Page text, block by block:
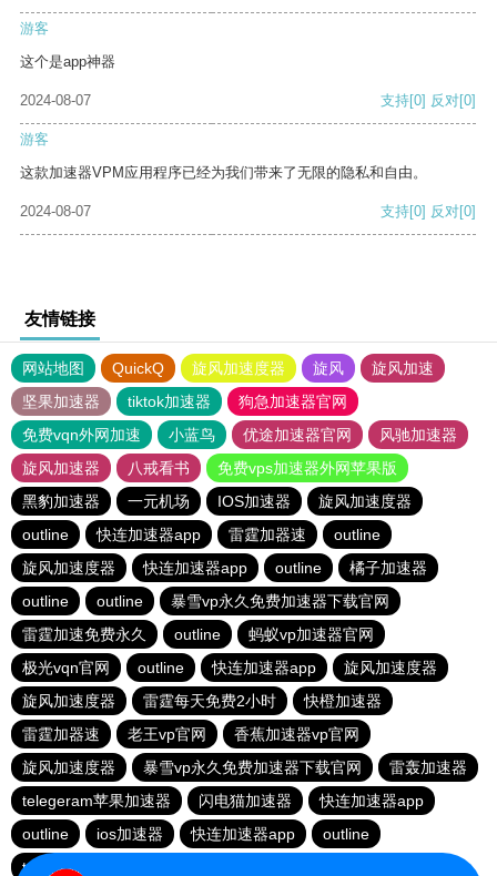
游客
这个是app神器
2024-08-07 支持[0] 反对[0]
游客
这款加速器VPM应用程序已经为我们带来了无限的隐私和自由。
2024-08-07 支持[0] 反对[0]
友情链接
网站地图 QuickQ 旋风加速度器 旋风
旋风加速
坚果加速器
tiktok加速器
狗急加速器官网
免费vqn外网加速
小蓝鸟 优途加速器官网
风驰加速器
旋风加速器
八戒看书
免费vps加速器外网苹果版
黑豹加速器
一元机场 IOS加速器
旋风加速度器
outline
快连加速器app 雷霆加器速
outline
旋风加速度器
快连加速器app outline
橘子加速器
outline
outline
暴雪vp永久免费加速器下载官网
雷霆加速免费永久
outline
蚂蚁vp加速器官网
极光vqn官网
outline 快连加速器app
旋风加速度器
旋风加速度器
雷霆每天免费2小时
快橙加速器
雷霆加器速
老王vp官网
香蕉加速器vp官网
旋风加速度器
暴雪vp永久免费加速器下载官网
雷轰加速器
telegeram苹果加速器
闪电猫加速器
快连加速器app
outline
ios加速器 快连加速器app
outline
tyl加速器官网